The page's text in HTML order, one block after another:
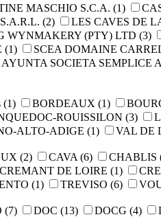
MASCHIO S.C.A. (1)
(2) LES CAVES DE
WYNMAKERY (PTY) LTD (3)
(1) SCEA DOMAINE
AYUNTA SOCIETA SEMPLICE
(1) BORDEAUX (1)
ROUISSILON (3)
ALTO-ADIGE (1) VAL DE
(2) CAVA (6) CHABLIS
CREMANT DE LOIRE (1)
(1) TREVISO (6)
(7) DOC (13) DOCG (4)